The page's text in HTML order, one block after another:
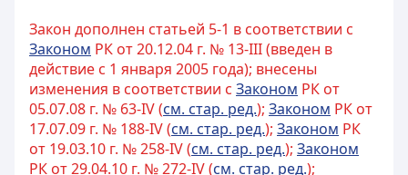
Закон дополнен статьей 5-1 в соответствии с
Законом РК от 20.12.04 г. № 13-III (введен в
действие с 1 января 2005 года); внесены
изменения в соответствии с Законом РК от
05.07.08 г. № 63-IV (см. стар. ред.); Законом РК от
17.07.09 г. № 188-IV (см. стар. ред.); Законом РК
от 19.03.10 г. № 258-IV (см. стар. ред.); Законом
РК от 29.04.10 г. № 272-IV (см. стар. ред.);